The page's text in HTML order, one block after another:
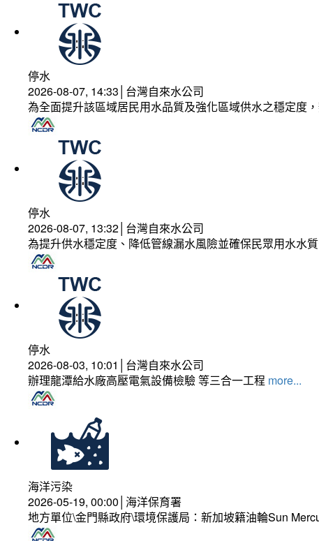
停水
2026-08-07, 14:33│台灣自來水公司
為全面提升該區域居民用水品質及強化區域供水之穩定度
停水
2026-08-07, 13:32│台灣自來水公司
為提升供水穩定度、降低管線漏水風險並確保民眾用水水
停水
2026-08-03, 10:01│台灣自來水公司
辦理龍潭給水廠高壓電氣設備檢驗 等三合一工程 more...
海洋污染
2026-05-19, 00:00│海洋保育署
地方單位\金門縣政府\環境保護局：新加坡籍油輪Sun